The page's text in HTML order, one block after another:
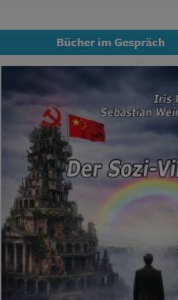
Bücher im Gespräch